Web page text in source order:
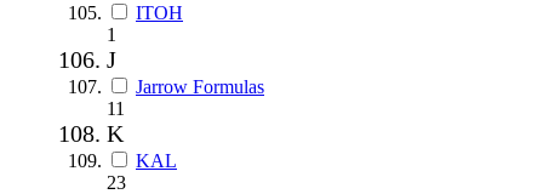
ITOH
1
J
Jarrow Formulas
11
K
KAL
23